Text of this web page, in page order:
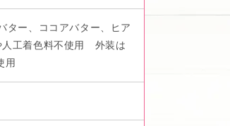
ター、ココアバター、ヒア
工着色料不使用 外装は
用